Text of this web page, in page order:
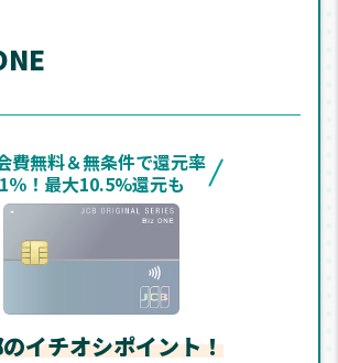
費無料＆無条件で還元率
1％！最大10.5%還元も
イチオシポイント！